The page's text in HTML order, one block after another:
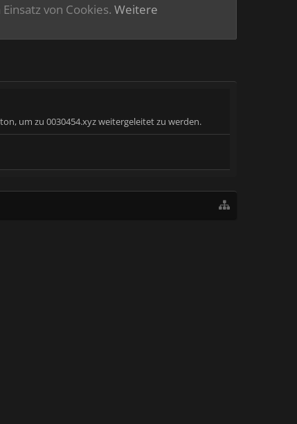
von Cookies. Weitere
um zu 0030454.xyz weitergeleitet zu werden.